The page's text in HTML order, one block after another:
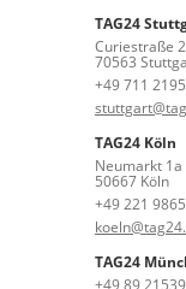
TAG24
Curiestraße 2
70563
+49 711
TAG24 Köln
Neumarkt 1a
50667 Köln
+49 221
TAG24
+49 89